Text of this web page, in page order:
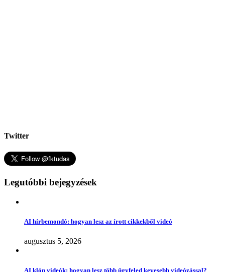
Twitter
Legutóbbi bejegyzések
AI hírbemondó: hogyan lesz az írott cikkekből videó
augusztus 5, 2026
AI klón videók: hogyan lesz több ügyfeled kevesebb videózással?